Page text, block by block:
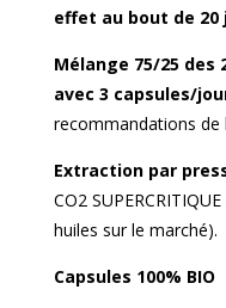
effet au bout de 20
Mélange 75/25 des
avec 3 capsules/
recommandations de
Extraction par
CO2
huiles sur le marché).
Capsules 100% BIO